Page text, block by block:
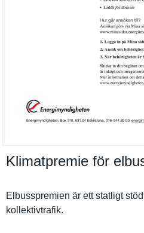
Klimatpremie för
Elbussprem­ien är ett statligt
kollektivt­rafik.